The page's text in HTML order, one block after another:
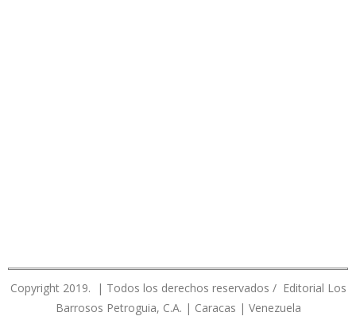
Copyright 2019. | Todos los derechos reservados / Editorial Los
Barrosos Petroguia, C.A. | Caracas | Venezuela